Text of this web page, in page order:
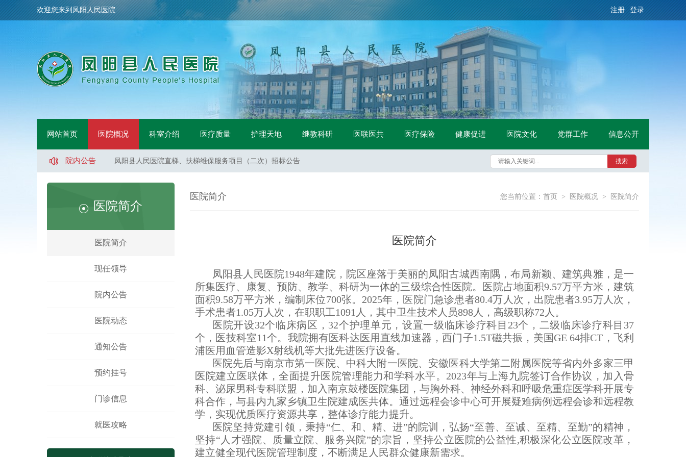
欢迎您来到凤阳人民医院 注册 登录
网站首页 医院概况 科室介绍 医疗质量 护理天地 继教科研 医联医共 医疗保险 健康促进 医院文化 党群工作 信息公开
院内公告
凤阳县人民医院鼻镜询价采购文件
凤阳县人民医院医用液氧采购项目（二次）招标公告
凤阳县人民医院直梯、扶梯维保服务项目（二次）招标公告
凤阳县人民医院直梯、扶梯维保服务项目（一标包）流标公告
凤阳县人民医院直梯、扶梯维保服务项目（二标包）流标公告
凤阳县人民医院医用液氧采购项目流标公告
凤阳县人民医院索诺声便携超声维修采购询价公告
凤阳县人民医院体医融合设备一批采购项目 中标公示
凤阳县人民医院鼻镜询价采购文件
搜索
医院简介
医院简介
现任领导
院内公告
医院动态
通知公告
预约挂号
门诊信息
就医攻略
医院简介 您当前位置： 首页 > 医院概况 > 医院简介
医院简介
凤阳县人民医院1948年建院，院区座落于美丽的凤阳古城西南隅，布局新颖、建筑典雅，是一
所集医疗、康复、预防、教学、科研为一体的三级综合性医院。医院占地面积9.57万平方米，建筑
面积9.58万平方米，编制床位700张。 2025年，医院门急诊患者80.4万人次，出院患者3.95万人次，
手术患者1.05万人次，在职职工1091人， 其中卫生技术人员898人，高级职称72人。
医院开设32个临床病区，32个护理单元，设置一级临床诊疗科目23个，二级临床诊疗科目37
个，医技科室11个。我院拥有医科达医用直线加速器，西门子1.5T磁共振，美国GE 64排CT，飞利
浦医用血管造影X射线机等大批先进医疗设备。
医院先后与南京市第一医院、中科大附一医院、安徽医科大学第二附属医院等省内外多家三甲
医院建立医联体，全面提升医院管理能力和学科水平。2023年与上海九院签订合作协议，加入骨
科、泌尿男科专科联盟，加入南京鼓楼医院集团，与胸外科、神经外科和呼吸危重症医学科开展专
科合作， 与县内九家乡镇卫生院建成医共体。通过远程会诊中心可开展疑难病例远程会诊和远程教
学，实现优质医疗资源共享，整体诊疗能力提升。
医院坚持党建引领，秉持“仁、和、精、进”的院训，弘扬“至善、至诚、至精、至勤”的精神，
坚持“人才强院、质量立院、服务兴院”的宗旨，坚持公立医院的公益性,积极深化公立医院改革，
建立健全现代医院管理制度，不断满足人民群众健康新需求。